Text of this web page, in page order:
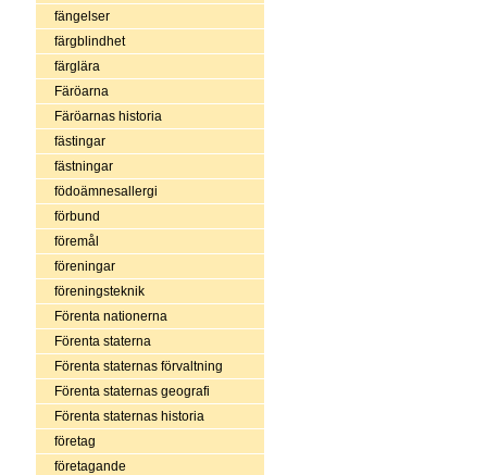
fängelser
färgblindhet
färglära
Färöarna
Färöarnas historia
fästingar
fästningar
födoämnesallergi
förbund
föremål
föreningar
föreningsteknik
Förenta nationerna
Förenta staterna
Förenta staternas förvaltning
Förenta staternas geografi
Förenta staternas historia
företag
företagande